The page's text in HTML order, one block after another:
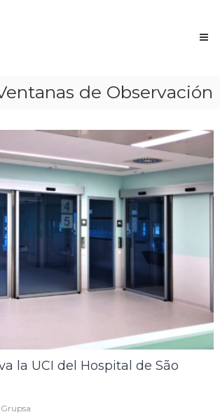
de Observación
la UCI del Hospital de São
Grupsa